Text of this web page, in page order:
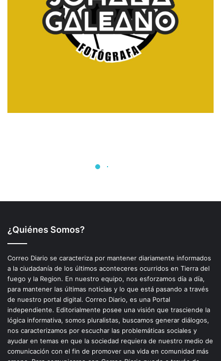
¿Quiénes Somos?
Correo Diario se caracteriza por mantener diariamente informados
a la ciudadanía de los últimos aconteceres ocurridos en Tierra del
fuego y la Region. En nuestro equipo, nos esforzamos día a día,
para mantener las últimas noticias y lo que está pasando a través
de nuestro portal digital. Correo Diario, es una Portal
independiente. Editorialmente posee una visión que trasciende la
lógica informativa, somos pluralistas, buscamos generar diálogos,
nos caracterizamos por escuchar las problemáticas sociales y
ayudar en temas en que la sociedad requiera de nuestro medio de
comunicación con el fin de promover una vida en comunidad más